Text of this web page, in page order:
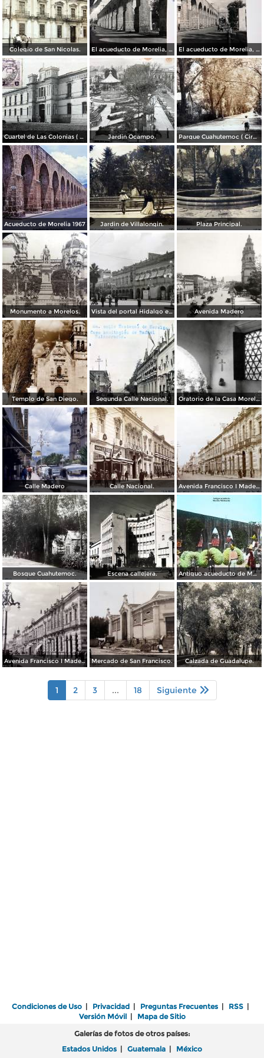
Colegio de San Nicolas. El acueducto de Morelia, Michoacán El acueducto de Morelia, Michoacán
Cuartel de Las Colonias ( Circulada el 1 de Abril de 1921 ). Jardin Ocampo. Parque Cuahutemoc ( Circulada el 24 de Junio de 1938 ).
Acueducto de Morelia 1967 Jardin de Villalongin. Plaza Principal.
Monumento a Morelos. Vista del portal Hidalgo en Morelia Michoacán ( Circulada el 6 de Abril de 1957 ). Avenida Madero
Templo de San Diego. Segunda Calle Nacional. Oratorio de la Casa Morelos
Calle Madero Calle Nacional. Avenida Francisco I Madero.
Bosque Cuahutemoc. Escena callejera. Antiguo acueducto de Morelia Michoacán.
Avenida Francisco I Madero. Mercado de San Francisco. Calzada de Guadalupe.
1 2 3 ... 18 Siguiente
Condiciones de Uso | Privacidad | Preguntas Frecuentes | RSS |
Versión Móvil| Mapa de Sitio
Galerías de fotos de otros países:
Estados Unidos | Guatemala | México